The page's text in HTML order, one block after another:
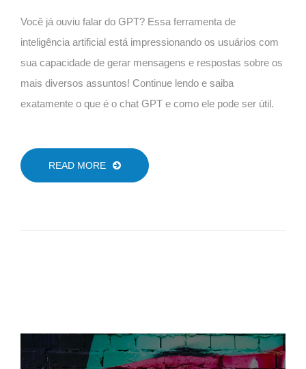
Você já ouviu falar do GPT? Essa ferramenta de
inteligência artificial está impressionando os usuários com
sua capacidade de gerar mensagens e respostas sobre os
mais diversos assuntos! Continue lendo e saiba
exatamente o que é o chat GPT e como ele pode ser útil.
READ MORE